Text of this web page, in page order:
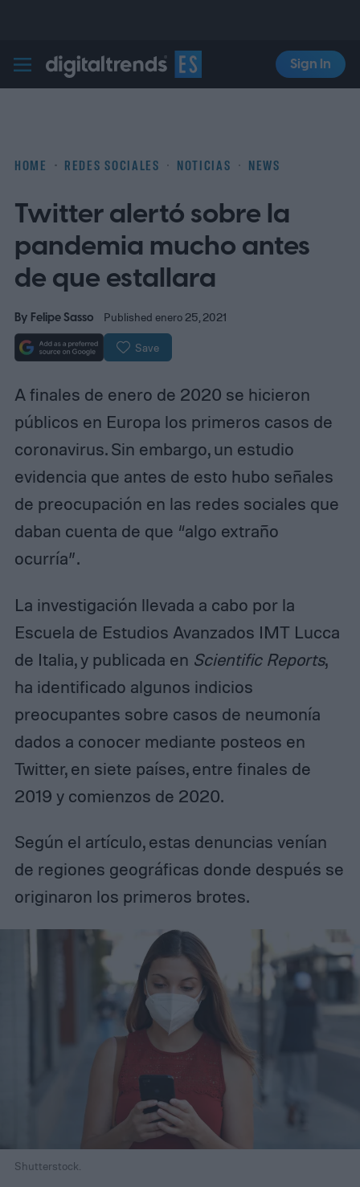
Digital Trends Español
Sign In
HOME REDES SOCIALES NOTICIAS NEWS
Twitter alertó sobre la
pandemia mucho antes
de que estallara
By Felipe Sasso Published enero 25, 2021
Save
A finales de enero de 2020 se hicieron
públicos en Europa los primeros casos de
coronavirus. Sin embargo, un estudio
evidencia que antes de esto hubo señales
de preocupación en las redes sociales que
daban cuenta de que “algo extraño
ocurría”.
La investigación llevada a cabo por la
Escuela de Estudios Avanzados IMT Lucca
de Italia, y publicada en Scientific Reports,
ha identificado algunos indicios
preocupantes sobre casos de neumonía
dados a conocer mediante posteos en
Twitter, en siete países, entre finales de
2019 y comienzos de 2020.
Según el artículo, estas denuncias venían
de regiones geográficas donde después se
originaron los primeros brotes.
Shutterstock.